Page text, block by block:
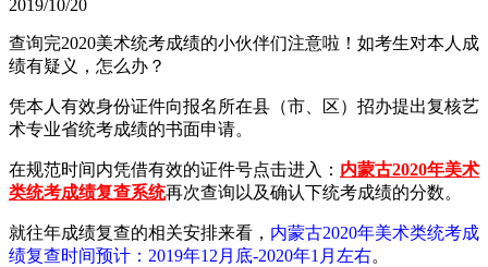
2019/10/20
查询完2020美术统考成绩的小伙伴们注意啦！如考生对本人成
绩有疑义，怎么办？
凭本人有效身份证件向报名所在县（市、区）招办提出复核艺
术专业省统考成绩的书面申请。
在规范时间内凭借有效的证件号点击进入： 内蒙古2020年美术
类统考成绩复查系统再次查询以及确认下统考成绩的分数。
就往年成绩复查的相关安排来看， 内蒙古2020年美术类统考成
绩复查时间预计：2019年12月底-2020年1月左右。